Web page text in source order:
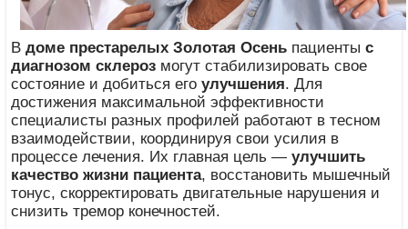
Вдоме престарелых Золотая Осень пациентыс
диагнозом склероз могут стабилизировать свое
состояние и добиться егоулучшения. Для
достижения максимальной эффективности
специалисты разных профилей работают в тесном
взаимодействии, координируя свои усилия в
процессе лечения. Их главная цель —улучшить
качество жизни пациента, восстановить мышечный
тонус, скорректировать двигательные нарушения и
снизить тремор конечностей.